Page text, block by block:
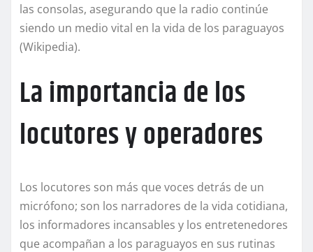
las consolas, asegurando que la radio continúe
siendo un medio vital en la vida de los paraguayos
(Wikipedia).
La importancia de los
locutores y operadores
Los locutores son más que voces detrás de un
micrófono; son los narradores de la vida cotidiana,
los informadores incansables y los entretenedores
que acompañan a los paraguayos en sus rutinas